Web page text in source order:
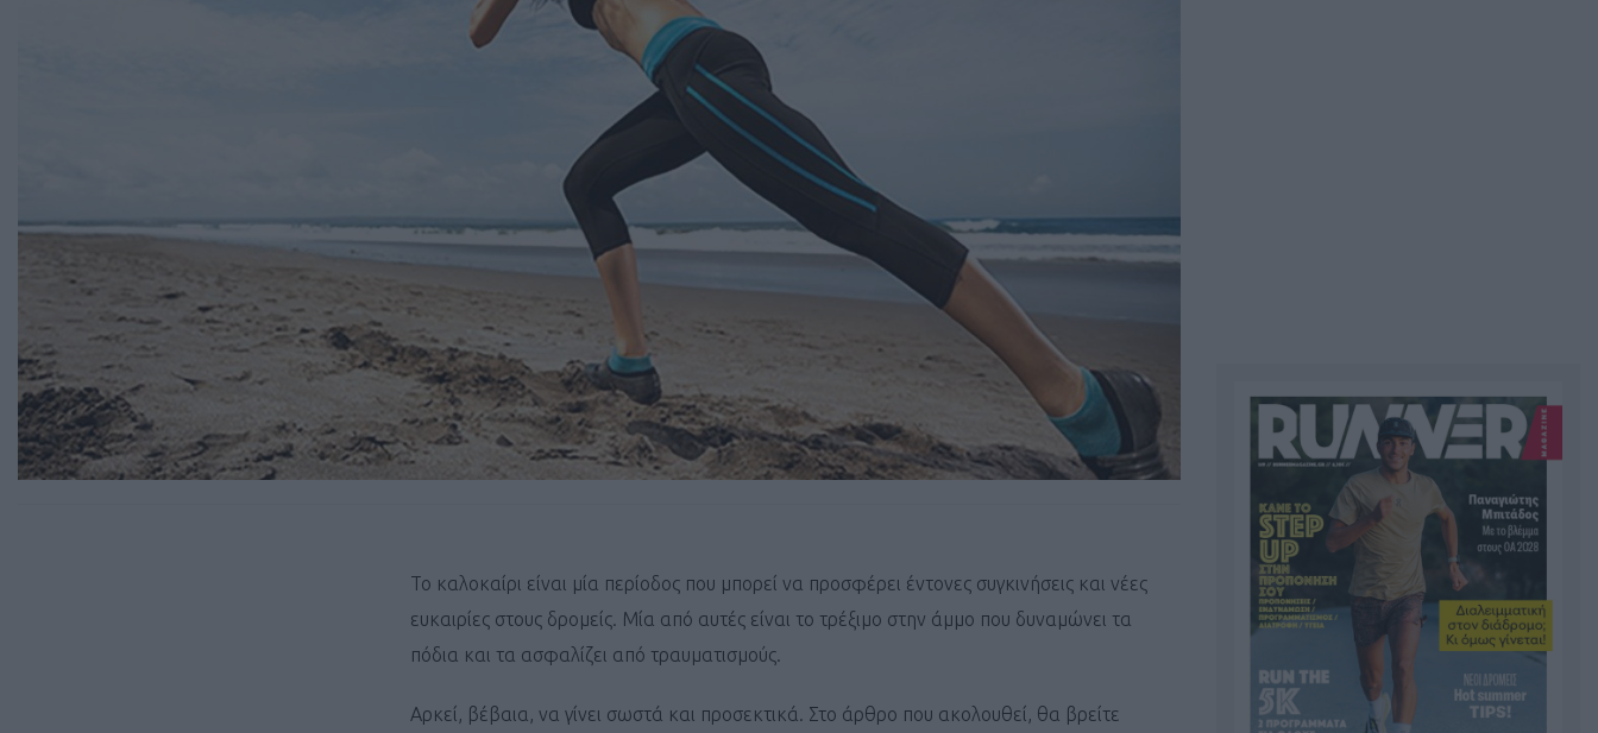
Το καλοκαίρι είναι μία περίοδος που μπορεί να προσφέρει έντονες συγκινήσεις και νέες
ευκαιρίες στους δρομείς. Μία από αυτές είναι το τρέξιμο στην άμμο που δυναμώνει τα
πόδια και τα ασφαλίζει από τραυματισμούς.
Αρκεί, βέβαια, να γίνει σωστά και προσεκτικά. Στο άρθρο που ακολουθεί, θα βρείτε